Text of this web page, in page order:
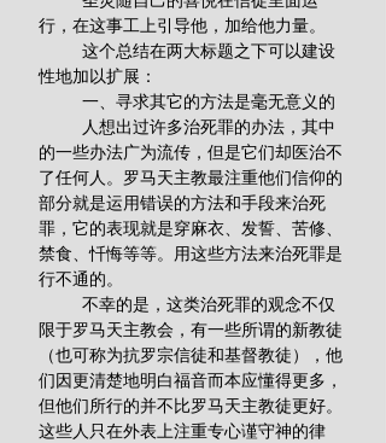
行，在这事工上引导他，加给他力量。
性地加以扩展：
         一、寻求其它的方法是毫无意义的
的一些办法广为流传，但是它们却医治不
了任何人。罗马天主教最注重他们信仰的
部分就是运用错误的方法和手段来治死
罪，它的表现就是穿麻衣、发誓、苦修、
禁食、忏悔等等。用这些方法来治死罪是
行不通的。
限于罗马天主教会，有一些所谓的新教徒
（也可称为抗罗宗信徒和基督教徒），他
们因更清楚地明白福音而本应懂得更多，
但他们所行的并不比罗马天主教徒更好。
这些人只在外表上注重专心谨守神的律